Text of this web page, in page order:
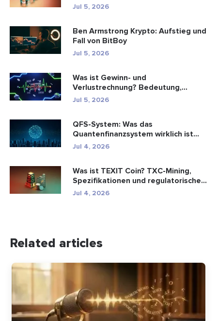
Jul 5, 2026
Ben Armstrong Krypto: Aufstieg und
Fall von BitBoy
Jul 5, 2026
Was ist Gewinn- und
Verlustrechnung? Bedeutung,
Formel und Berechn...
Jul 5, 2026
QFS-System: Was das
Quantenfinanzsystem wirklich ist
(2026)
Jul 4, 2026
Was ist TEXIT Coin? TXC-Mining,
Spezifikationen und regulatorische...
Jul 4, 2026
Related articles